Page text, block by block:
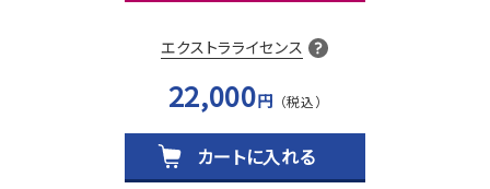
エクストラライセンス
22,000円
カートに入れる